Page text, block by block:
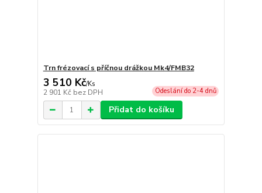
Trn frézovací s příčnou drážkou Mk4/FMB32
3 510 Kč/Ks
2 901 Kč bez DPH Odeslání do 2-4 dnů
Přidat do košíku